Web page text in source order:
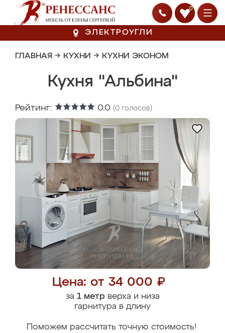
0
ЭЛЕКТРОУГЛИ
ГЛАВНАЯ → КУХНИ → КУХНИ ЭКОНОМ
Кухня "Альбина"
Рейтинг: 0.0 (0 голосов)
Цена: от 34 000 ₽
за 1 метрверха и низа
гарнитура в длину
Поможем рассчитать точную стоимость!